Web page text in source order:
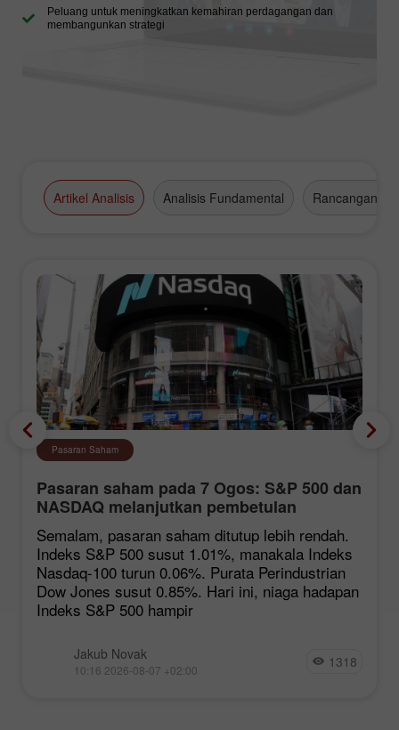
Peluang untuk meningkatkan kemahiran perdagangan dan
membangunkan strategi
Artikel Analisis Analisis Fundamental Rancangan
Pasaran Saham
Pasaran saham pada 7 Ogos: S&P 500 dan
NASDAQ melanjutkan pembetulan
Semalam, pasaran saham ditutup lebih rendah.
Indeks S&P 500 susut 1.01%, manakala Indeks
Nasdaq-100 turun 0.06%. Purata Perindustrian
Dow Jones susut 0.85%. Hari ini, niaga hadapan
Indeks S&P 500 hampir
Jakub Novak
10:16 2026-08-07 +02:00 1318